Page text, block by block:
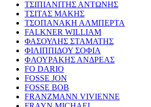
ΤΣΙΠΙΑΝΙΤΗΣ ΑΝΤΩΝΗΣ
ΤΣΙΤΑΣ ΜΑΚΗΣ
ΤΣΟΠΑΝΑΚΗ ΑΛΜΠΕΡΤΑ
FALKNER WILLIAM
ΦΑΣΟΥΛΗΣ ΣΤΑΜΑΤΗΣ
ΦΙΛΙΠΠΙΔΟΥ ΣΟΦΙΑ
ΦΛΟΥΡΑΚΗΣ ΑΝΔΡΕΑΣ
FO DARIO
FOSSE JON
FOSSE BOB
FRANZMANN VIVIENNE